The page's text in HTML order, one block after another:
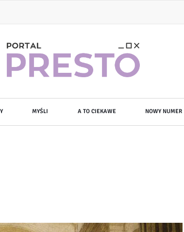
MYŚLI A TO CIEKAWE NOWY NUMER